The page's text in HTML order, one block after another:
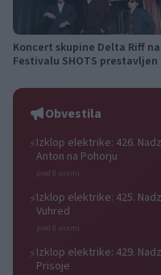
Koncert skupine Delta Riff na
Festivalu SHOTS prestavljen
Obvestila
⚡Izklop elektrike: 426.
Anton na Pohorju
pred 8 urami
⚡Izklop elektrike: 425.
Vuhred
pred 8 urami
⚡Izklop elektrike: 429.
Prisoje